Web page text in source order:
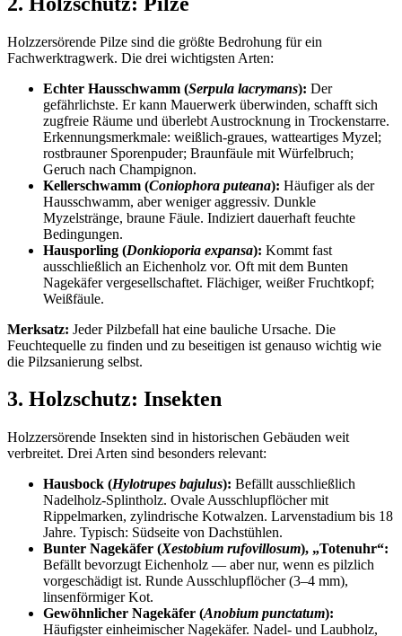
Holzzersörende Pilze sind die größte Bedrohung für ein
Fachwerktragwerk. Die drei wichtigsten Arten:
Echter Hausschwamm (Serpula lacrymans): Der
gefährlichste. Er kann Mauerwerk überwinden, schafft sich
zugfreie Räume und überlebt Austrocknung in Trockenstarre.
Erkennungsmerkmale: weißlich-graues, watteartiges Myzel;
rostbrauner Sporenpuder; Braunfäule mit Würfelbruch;
Geruch nach Champignon.
Kellerschwamm (Coniophora puteana): Häufiger als der
Hausschwamm, aber weniger aggressiv. Dunkle
Myzelstränge, braune Fäule. Indiziert dauerhaft feuchte
Bedingungen.
Hausporling (Donkioporia expansa): Kommt fast
ausschließlich an Eichenholz vor. Oft mit dem Bunten
Nagekäfer vergesellschaftet. Flächiger, weißer Fruchtkopf;
Weißfäule.
Merksatz: Jeder Pilzbefall hat eine bauliche Ursache. Die
Feuchtequelle zu finden und zu beseitigen ist genauso wichtig wie
die Pilzsanierung selbst.
3. Holzschutz: Insekten
Holzzersörende Insekten sind in historischen Gebäuden weit
verbreitet. Drei Arten sind besonders relevant:
Hausbock (Hylotrupes bajulus): Befällt ausschließlich
Nadelholz-Splintholz. Ovale Ausschlupflöcher mit
Rippelmarken, zylindrische Kotwalzen. Larvenstadium bis 18
Jahre. Typisch: Südseite von Dachstühlen.
Bunter Nagekäfer (Xestobium rufovillosum), „Totenuhr“:
Befällt bevorzugt Eichenholz — aber nur, wenn es pilzlich
vorgeschädigt ist. Runde Ausschlupflöcher (3–4 mm),
linsenförmiger Kot.
Gewöhnlicher Nagekäfer (Anobium punctatum):
Häufigster einheimischer Nagekäfer. Nadel- und Laubholz,